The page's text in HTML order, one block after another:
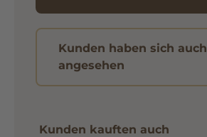
Kunden haben sich auch
angesehen
Kunden kauften auch